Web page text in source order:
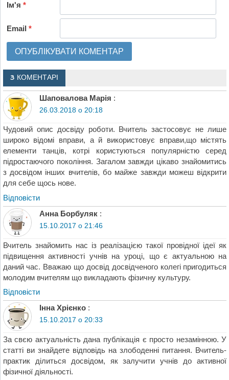
Ім'я*
Email*
3 КОМЕНТАРІ
Шаповалова Марія :
26.03.2018 о 20:18
Чудовий опис досвіду роботи. Вчитель застосовує не лише
широко відомі вправи, а й використовує вправи,що містять
елементи танців, котрі користуються популярністю серед
підростаючого покоління. Загалом завжди цікаво знайомитись
з досвідом інших вчителів, бо майже завжди можеш відкрити
для себе щось нове.
Відповіcти
Анна Борбуляк :
15.10.2017 о 21:46
Вчитель знайомить нас із реалізацією такої провідної ідеї як
підвищення активності учнів на уроці, що є актуальною на
даний час. Вважаю що досвід досвідченого колегі пригодиться
молодим вчителям що викладають фізичну культуру.
Відповіcти
Інна Хрієнко :
15.10.2017 о 20:33
За свєю актуальність дана публікація є просто незамінною. У
статті ви знайдете відповідь на злободенні питання. Вчитель-
практик ділиться досвідом, як залучити учнів до активної
фізичної діяльності.